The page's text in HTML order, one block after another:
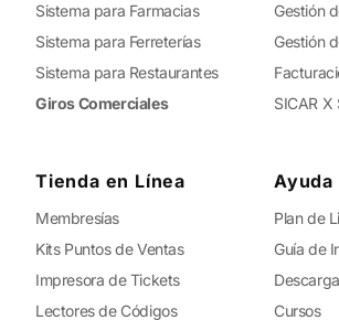
Sistema para Farmacias
Sistema para Ferreterías
Sistema para Restaurantes
Giros Comerciales
Gestión
Gestión
SICAR X
Tienda en Línea
Membresías
Kits Puntos de Ventas
Impresora de Tickets
Lectores de Códigos
Ayuda
Plan de
Guía de
Cursos